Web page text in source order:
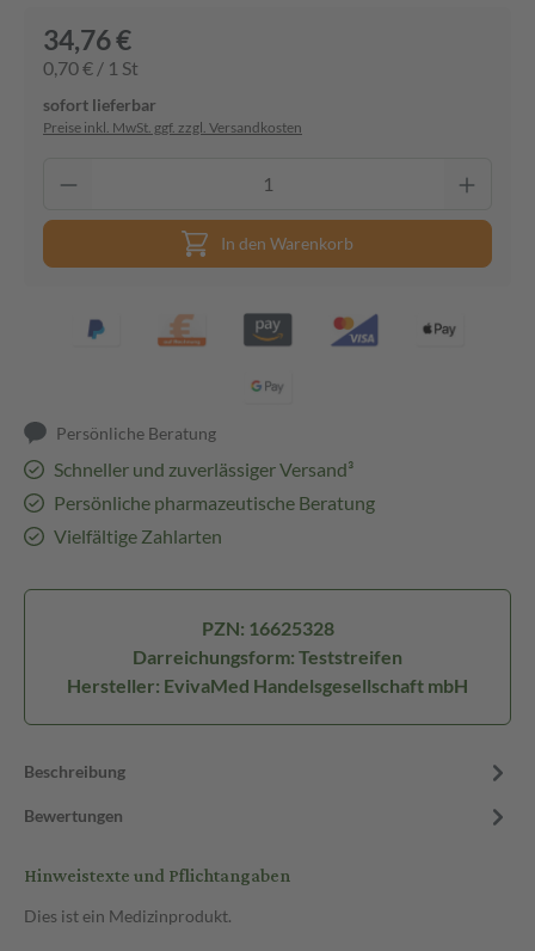
34,76 €
0,70 € / 1 St
sofort lieferbar
Preise inkl. MwSt. ggf. zzgl. Versandkosten
In den Warenkorb
Persönliche Beratung
Schneller und zuverlässiger Versand³
Persönliche pharmazeutische Beratung
Vielfältige Zahlarten
PZN: 16625328
Darreichungsform: Teststreifen
Hersteller: EvivaMed Handelsgesellschaft mbH
Beschreibung
Bewertungen
Hinweistexte und Pflichtangaben
Dies ist ein Medizinprodukt.